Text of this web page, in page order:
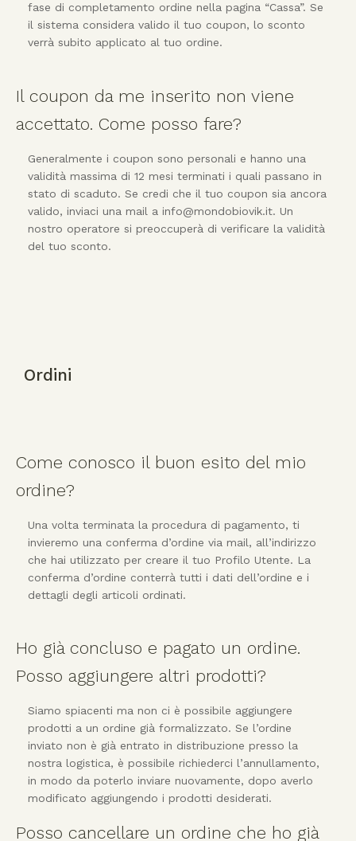
fase di completamento ordine nella pagina “Cassa”. Se
il sistema considera valido il tuo coupon, lo sconto
verrà subito applicato al tuo ordine.
Il coupon da me inserito non viene
accettato. Come posso fare?
Generalmente i coupon sono personali e hanno una
validità massima di 12 mesi terminati i quali passano in
stato di scaduto. Se credi che il tuo coupon sia ancora
valido, inviaci una mail a info@mondobiovik.it. Un
nostro operatore si preoccuperà di verificare la validità
del tuo sconto.
Ordini
Come conosco il buon esito del mio
ordine?
Una volta terminata la procedura di pagamento, ti
invieremo una conferma d’ordine via mail, all’indirizzo
che hai utilizzato per creare il tuo Profilo Utente. La
conferma d’ordine conterrà tutti i dati dell’ordine e i
dettagli degli articoli ordinati.
Ho già concluso e pagato un ordine.
Posso aggiungere altri prodotti?
Siamo spiacenti ma non ci è possibile aggiungere
prodotti a un ordine già formalizzato. Se l’ordine
inviato non è già entrato in distribuzione presso la
nostra logistica, è possibile richiederci l’annullamento,
in modo da poterlo inviare nuovamente, dopo averlo
modificato aggiungendo i prodotti desiderati.
Posso cancellare un ordine che ho già